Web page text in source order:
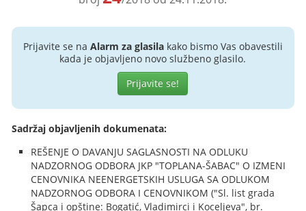
Prijavite se na Alarm za glasilakako bismo Vas obavestili
kada je objavljeno novo službeno glasilo.
Prijavite se!
Sadržaj objavljenih dokumenata:
REŠENJE O DAVANJU SAGLASNOSTI NA ODLUKU
NADZORNOG ODBORA JKP "TOPLANA-ŠABAC" O IZMENI
CENOVNIKA NEENERGETSKIH USLUGA SA ODLUKOM
NADZORNOG ODBORA I CENOVNIKOM ("Sl. list grada
Šapca i opštine: Bogatić, Vladimirci i Koceljeva", br.